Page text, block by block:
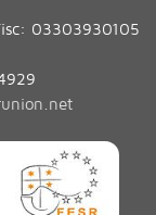
03303930105